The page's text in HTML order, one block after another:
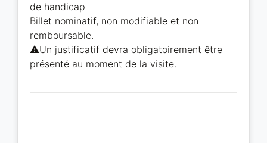
de handicap
Billet nominatif, non modifiable et non
remboursable.
⚠️Un justificatif devra obligatoirement être
présenté au moment de la visite.